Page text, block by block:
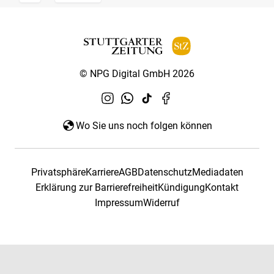
© NPG Digital GmbH 2026
Wo Sie uns noch folgen können
PrivatsphäreKarriereAGBDatenschutzMediadaten
Erklärung zur BarrierefreiheitKündigungKontakt
ImpressumWiderruf